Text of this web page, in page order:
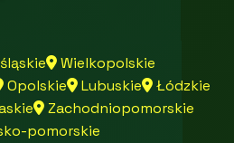
Wielkopolskie
Opolskie Lubuskie
Łódzkie
Zachodniopomorskie
pomorskie